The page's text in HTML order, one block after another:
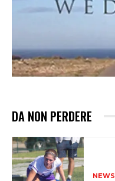
DA NON PERDERE
NEWS